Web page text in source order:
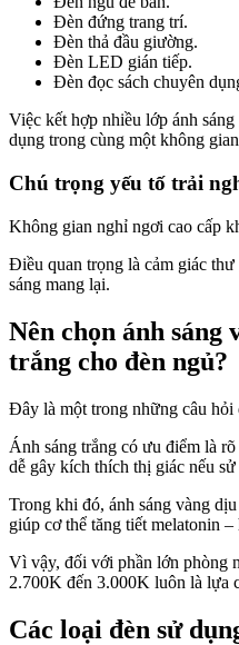
Đèn đứng trang trí.
Đèn thả đầu giường.
Đèn LED gián tiếp.
Đèn đọc sách chuyên
Việc kết hợp nhiều lớp ánh
dụng trong cùng một không
Chú trọng yếu tố trải
Không gian nghỉ ngơi cao cấp
Điều quan trọng là cảm giác
sáng mang lại.
Nên chọn ánh sáng
trắng cho đèn ngủ?
Đây là một trong những câu hỏi
Ánh sáng trắng có ưu điểm là
dễ gây kích thích thị giác nếu
Trong khi đó, ánh sáng vàng
giúp cơ thể tăng tiết melatonin
Vì vậy, đối với phần lớn phòng
2.700K đến 3.000K luôn là lựa
Các loại đèn sử